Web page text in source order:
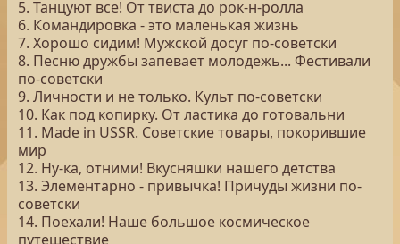
5. Танцуют все! От твиста до рок-н-ролла
6. Командировка - это маленькая жизнь
7. Хорошо сидим! Мужской досуг по-советски
8. Песню дружбы запевает молодежь... Фестивали
по-советски
9. Личности и не только. Культ по-советски
10. Как под копирку. От ластика до готовальни
11. Made in USSR. Советские товары, покорившие
мир
12. Ну-ка, отними! Вкусняшки нашего детства
13. Элементарно - привычка! Причуды жизни по-
советски
14. Поехали! Наше большое космическое
путешествие